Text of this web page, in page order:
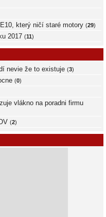
který ničí staré motory (29)
2017 (11)
nevie že to existuje (3)
(0)
vlákno na poradni firmu
(2)